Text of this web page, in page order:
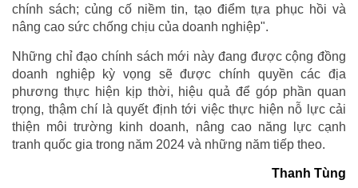
chính sách; củng cố niềm tin, tạo điểm tựa phục hồi và
nâng cao sức chống chịu của doanh nghiệp".
Những chỉ đạo chính sách mới này đang được cộng đồng
doanh nghiệp kỳ vọng sẽ được chính quyền các địa
phương thực hiện kịp thời, hiệu quả để góp phần quan
trọng, thậm chí là quyết định tới việc thực hiện nỗ lực cải
thiện môi trường kinh doanh, nâng cao năng lực cạnh
tranh quốc gia trong năm 2024 và những năm tiếp theo.
Thanh Tùng